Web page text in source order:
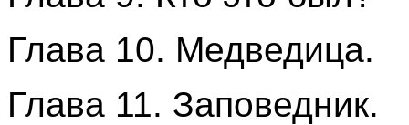
Глава 10. Медведица.
Глава 11. Заповедник.